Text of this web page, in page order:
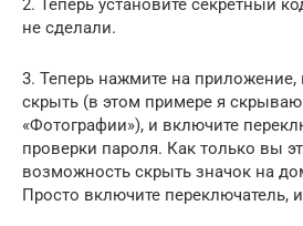
не сделали.
3. Теперь нажмите на приложение,
скрыть (в этом примере я
«Фотографии»), и включите
проверки пароля. Как только вы
возможность скрыть значок на
Просто включите переключатель,